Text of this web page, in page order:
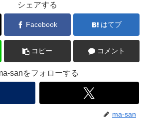
シェアする
Facebook はてブ
コピー コメント
sanをフォローする
ma-san